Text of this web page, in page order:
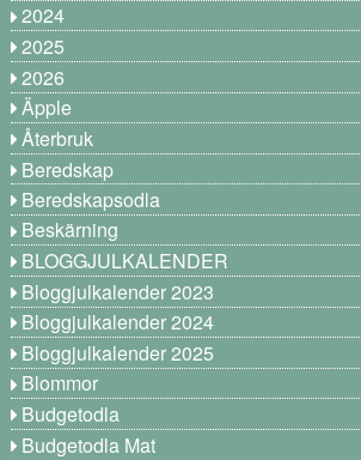
2024
2025
2026
Äpple
Återbruk
Beredskap
Beredskapsodla
Beskärning
BLOGGJULKALENDER
Bloggjulkalender 2023
Bloggjulkalender 2024
Bloggjulkalender 2025
Blommor
Budgetodla
Budgetodla Mat